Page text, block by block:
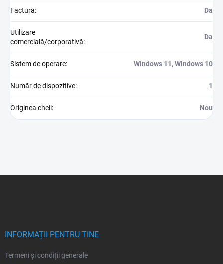
Factura: Da
Utilizare
comercială/corporativă:
Da
Sistem de operare: Windows 11, Windows 10
Număr de dispozitive: 1
Originea cheii: Nou
INFORMAȚII PENTRU TINE
Termeni și condiții generale